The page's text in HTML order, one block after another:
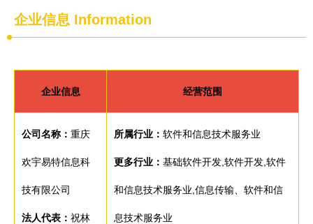
企业信息 Information
企业信息 经营范围
公司名称： 重庆
欢宇易特信息科
技有限公司
法人代表： 祝林
所属行业： 软件和信息技术服务业
更多行业： 基础软件开发,软件开发,软件
和信息技术服务业,信息传输、软件和信
息技术服务业